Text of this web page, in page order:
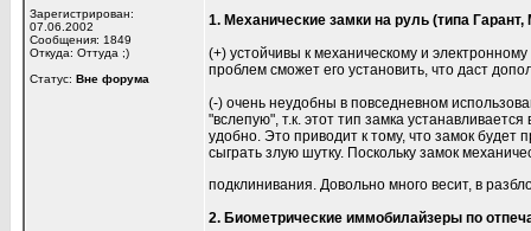
Зарегистрирован:
07.06.2002
Сообщения: 1849
Откуда: Оттуда ;)
Статус: Вне форума
1. Механические замки на руль (типа
(+) устойчивы к механическому и
проблем сможет его установить, что даст
(-) очень неудобны в повседневном
"вслепую", т.к. этот тип замка
удобно. Это приводит к тому, что замок будет
сыграть злую шутку. Поскольку замок
подклинивания. Довольно много весит, в
2. Биометрические иммобилайзеры по